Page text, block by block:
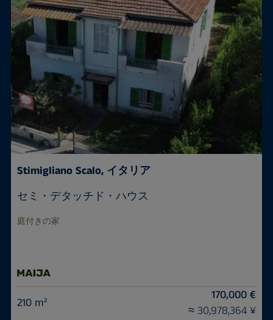
Stimigliano Scalo, イタリア
セミ・デタッチド・ハウス
庭付きの家
210 m²
170,000 €
≈ 30,978,364 ¥